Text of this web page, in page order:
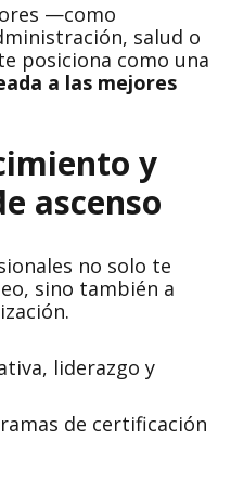
—como
salud o
posiciona como una
a las mejores
y
ascenso
no solo te
sino también a
liderazgo y
de certificación